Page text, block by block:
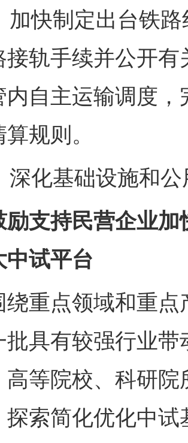
制定出台铁路
接轨手续并公开
内自主运输调度
规则。
基础设施和公
持民营企业加
中试平台
点领域和重点
批具有较强行业
高等院校、科研
探索简化优化中